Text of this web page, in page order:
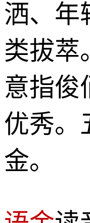
洒、年
类拔萃
意指俊
优秀。
金。